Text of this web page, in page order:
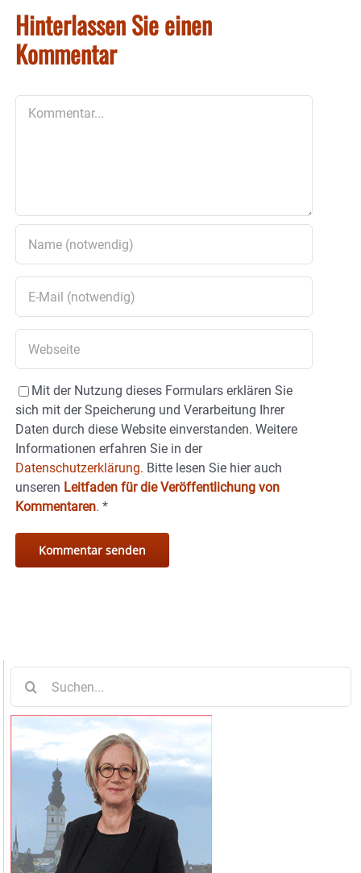
Hinterlassen Sie einen
Kommentar
Mit der Nutzung dieses Formulars erklären Sie
sich mit der Speicherung und Verarbeitung Ihrer
Daten durch diese Website einverstanden. Weitere
Informationen erfahren Sie in der
Datenschutzerklärung. Bitte lesen Sie hier auch
unseren Leitfaden für die Veröffentlichung von
Kommentaren. *
nach: